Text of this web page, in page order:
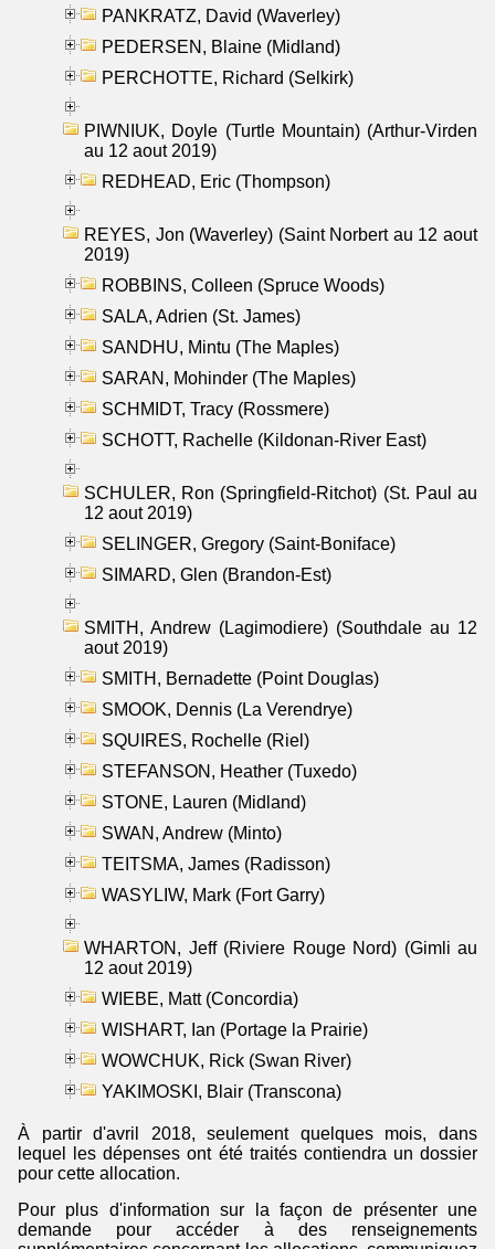
PANKRATZ, David (Waverley)
PEDERSEN, Blaine (Midland)
PERCHOTTE, Richard (Selkirk)
PIWNIUK, Doyle (Turtle Mountain) (Arthur-Virden
au 12 aout 2019)
REDHEAD, Eric (Thompson)
REYES, Jon (Waverley) (Saint Norbert au 12 aout
2019)
ROBBINS, Colleen (Spruce Woods)
SALA, Adrien (St. James)
SANDHU, Mintu (The Maples)
SARAN, Mohinder (The Maples)
SCHMIDT, Tracy (Rossmere)
SCHOTT, Rachelle (Kildonan-River East)
SCHULER, Ron (Springfield-Ritchot) (St. Paul au
12 aout 2019)
SELINGER, Gregory (Saint-Boniface)
SIMARD, Glen (Brandon-Est)
SMITH, Andrew (Lagimodiere) (Southdale au 12
aout 2019)
SMITH, Bernadette (Point Douglas)
SMOOK, Dennis (La Verendrye)
SQUIRES, Rochelle (Riel)
STEFANSON, Heather (Tuxedo)
STONE, Lauren (Midland)
SWAN, Andrew (Minto)
TEITSMA, James (Radisson)
WASYLIW, Mark (Fort Garry)
WHARTON, Jeff (Riviere Rouge Nord) (Gimli au
12 aout 2019)
WIEBE, Matt (Concordia)
WISHART, Ian (Portage la Prairie)
WOWCHUK, Rick (Swan River)
YAKIMOSKI, Blair (Transcona)
À partir d'avril 2018, seulement quelques mois, dans
lequel les dépenses ont été traités contiendra un dossier
pour cette allocation.
Pour plus d'information sur la façon de présenter une
demande pour accéder à des renseignements